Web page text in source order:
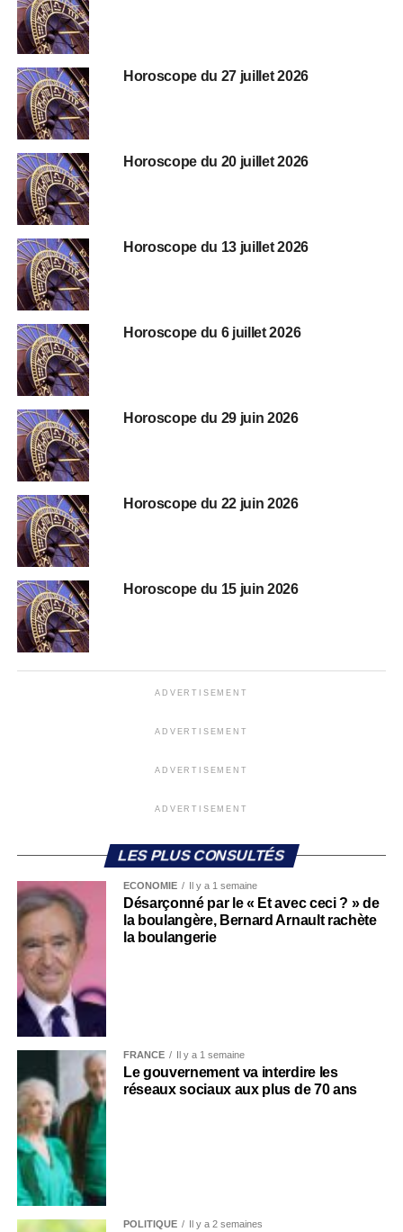
Horoscope du 27 juillet 2026
Horoscope du 20 juillet 2026
Horoscope du 13 juillet 2026
Horoscope du 6 juillet 2026
Horoscope du 29 juin 2026
Horoscope du 22 juin 2026
Horoscope du 15 juin 2026
ADVERTISEMENT
ADVERTISEMENT
ADVERTISEMENT
ADVERTISEMENT
LES PLUS CONSULTÉS
ECONOMIE Il y a 1 semaine
Désarçonné par le « Et avec ceci ? » de
la boulangère, Bernard Arnault rachète
la boulangerie
FRANCE Il y a 1 semaine
Le gouvernement va interdire les
réseaux sociaux aux plus de 70 ans
POLITIQUE Il y a 2 semaines